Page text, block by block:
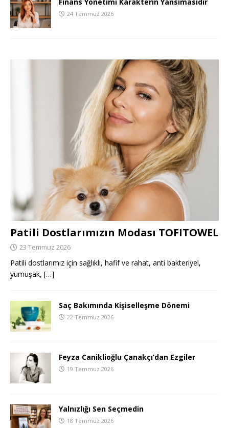
24 Temmuz 2026
Patili Dostlarımızın Modası TOFITOWEL
23 Temmuz 2026
Patili dostlarımız için sağlıklı, hafif ve rahat, anti bakteriyel,
yumuşak, […]
Saç Bakımında Kişiselleşme Dönemi
22 Temmuz 2026
Feyza Caniklioğlu Çanakçı’dan Ezgiler
19 Temmuz 2026
Yalnızlığı Sen Seçmedin
18 Temmuz 2026